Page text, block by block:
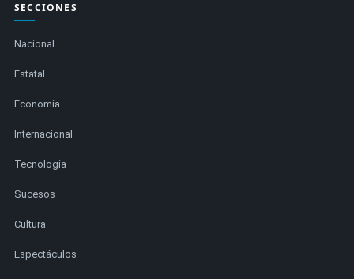
SECCIONES
Nacional
Estatal
Economía
Internacional
Tecnología
Sucesos
Cultura
Espectáculos